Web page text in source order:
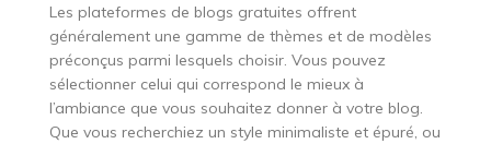
Les plateformes de blogs gratuites offrent
généralement une gamme de thèmes et de modèles
préconçus parmi lesquels choisir. Vous pouvez
sélectionner celui qui correspond le mieux à
l’ambiance que vous souhaitez donner à votre blog.
Que vous recherchiez un style minimaliste et épuré, ou